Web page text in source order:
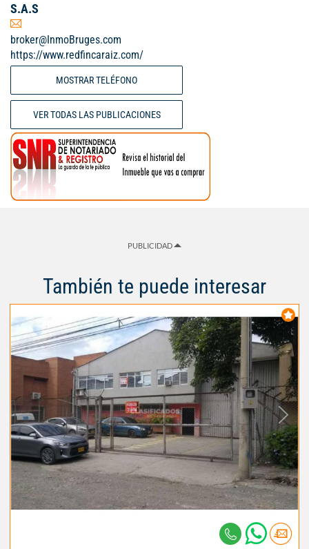
S.A.S
broker@InmoBruges.com
https://www.redfincaraiz.com/
MOSTRAR TELÉFONO
VER TODAS LAS PUBLICACIONES
PUBLICIDAD
También te puede interesar